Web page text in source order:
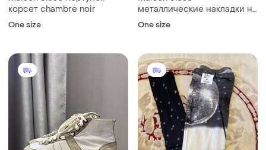
корсет chambre noir
One size
металлические накладки на
соски колпачки с
One size